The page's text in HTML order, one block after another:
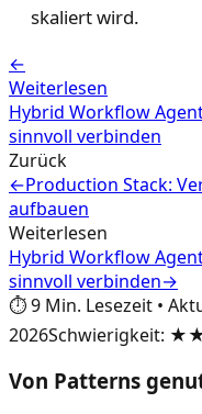
skaliert wird.
←
Weiterlesen
Hybrid Workflow
sinnvoll verbinden
Zurück
←Production Stack:
aufbauen
Weiterlesen
Hybrid Workflow
sinnvoll verbinden→
⏱️9 Min. Lesezeit •
2026Schwierigkeit:
Von Patterns